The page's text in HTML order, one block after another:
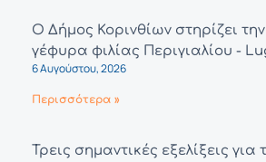
Ο Δήμος Κορινθίων στηρίζει την
γέφυρα φιλίας Περιγιαλίου -
6 Αυγούστου, 2026
Περισσότερα »
Τρεις σημαντικές εξελίξεις για